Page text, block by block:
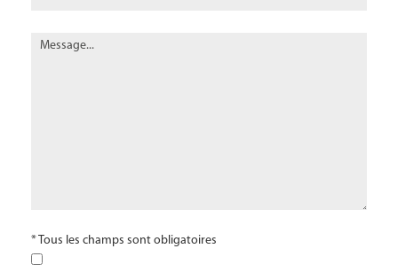
* Tous les champs sont obligatoires